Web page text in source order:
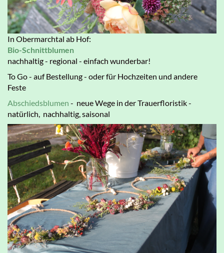
In Obermarchtal ab Hof:
Bio-Schnittblumen
nachhaltig - regional - einfach wunderbar!
To Go - auf Bestellung - oder für Hochzeiten und andere
Feste
Abschiedsblumen - neue Wege in der Trauerfloristik -
natürlich, nachhaltig, saisonal